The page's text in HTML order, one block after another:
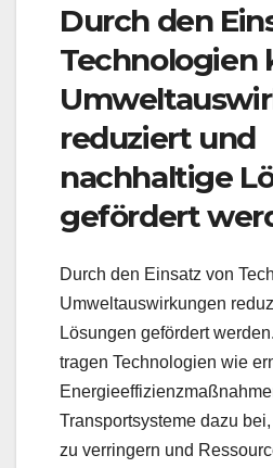
Durch den
Technologien
reduziert und
nachhaltige
gefördert
Durch den Einsatz von
Umweltauswirkungen
Lösungen gefördert
tragen Technologien wie
Transportsysteme dazu
zu verringern und